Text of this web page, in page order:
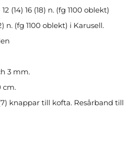
(14) 16 (18) n. (fg 1100 oblekt)
n. (fg 1100 oblekt) i Karusell.
3 mm.
cm.
knappar till kofta. Resårband till